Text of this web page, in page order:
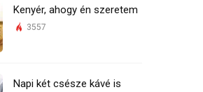
Kenyér, ahogy én szeretem
3557
Napi két csésze kávé is